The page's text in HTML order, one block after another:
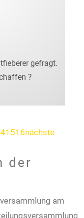
gefragt.
?
1516nächste
der
am